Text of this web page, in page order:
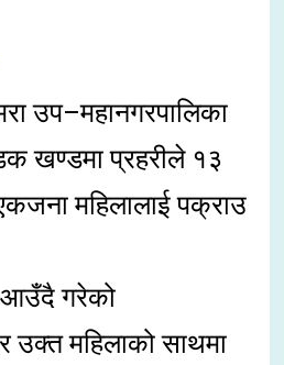
उप–महानगरपालिका
खण्डमा प्रहरीले १३
महिलालाई पक्राउ
आउँदै गरेको
उक्त महिलाको साथमा